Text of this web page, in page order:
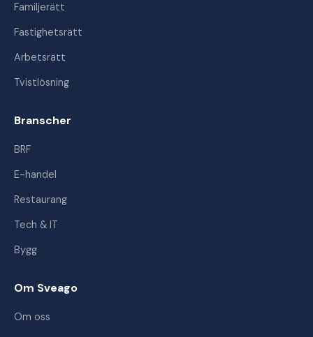
Familjerätt
Fastighetsrätt
Arbetsrätt
Tvistlösning
Branscher
BRF
E-handel
Restaurang
Tech & IT
Bygg
Om Sveago
Om oss